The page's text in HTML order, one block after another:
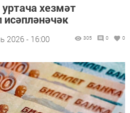
хезмәт
2026 - 16:00 305 0 0